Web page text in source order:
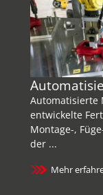
Automatisierte
entwickelte
Montage-,
der ...
Mehr